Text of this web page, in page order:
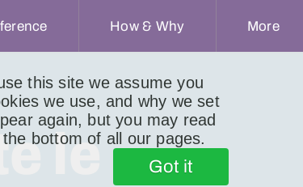
this site we assume you
we use, and why we set
again, but you may read
bottom of all our pages.
Got it
How & Why More
le